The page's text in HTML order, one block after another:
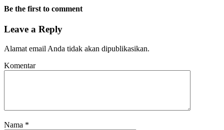
Be the first to comment
Leave a Reply
Alamat email Anda tidak akan dipublikasikan.
Komentar
Nama *